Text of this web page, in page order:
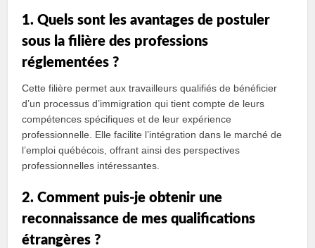
1. Quels sont les avantages de postuler
sous la filière des professions
réglementées ?
Cette filière permet aux travailleurs qualifiés de bénéficier
d’un processus d’immigration qui tient compte de leurs
compétences spécifiques et de leur expérience
professionnelle. Elle facilite l’intégration dans le marché de
l’emploi québécois, offrant ainsi des perspectives
professionnelles intéressantes.
2. Comment puis-je obtenir une
reconnaissance de mes qualifications
étrangères ?